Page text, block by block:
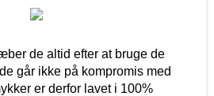
de altid efter at bruge de
går ikke på kompromis med
er derfor lavet i 100%